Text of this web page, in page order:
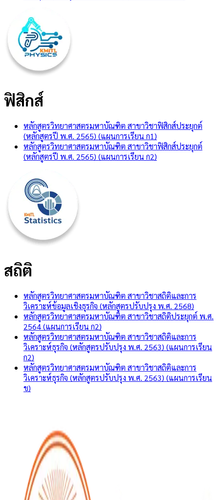
ฟิสิกส์
หลักสูตรวิทยาศาสตรมหาบัณฑิต สาขาวิชาฟิสิกส์ประยุกต์
(หลักสูตรปี พ.ศ. 2565) (แผนการเรียน ก1)
หลักสูตรวิทยาศาสตรมหาบัณฑิต สาขาวิชาฟิสิกส์ประยุกต์
(หลักสูตรปี พ.ศ. 2565) (แผนการเรียน ก2)
สถิติ
หลักสูตรวิทยาศาสตรมหาบัณฑิต สาขาวิชาสถิติและการ
วิเคราะห์ข้อมูลเชิงธุรกิจ (หลักสูตรปรับปรุง พ.ศ. 2568)
หลักสูตรวิทยาศาสตรมหาบัณฑิต สาขาวิชาสถิติประยุกต์ พ.ศ.
2564 (แผนการเรียน ก2)
หลักสูตรวิทยาศาสตรมหาบัณฑิต สาขาวิชาสถิติและการ
วิเคราะห์ธุรกิจ (หลักสูตรปรับปรุง พ.ศ. 2563) (แผนการเรียน
ก2)
หลักสูตรวิทยาศาสตรมหาบัณฑิต สาขาวิชาสถิติและการ
วิเคราะห์ธุรกิจ (หลักสูตรปรับปรุง พ.ศ. 2563) (แผนการเรียน
ข)